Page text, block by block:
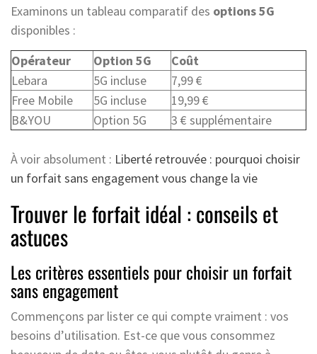
Examinons un tableau comparatif des options 5G
disponibles :
Opérateur
Option 5G
Coût
Lebara
5G incluse
7,99 €
Free Mobile
5G incluse
19,99 €
B&YOU
Option 5G 3 € supplémentaire
À voir absolument : Liberté retrouvée : pourquoi choisir
un forfait sans engagement vous change la vie
Trouver le forfait idéal : conseils et
astuces
Les critères essentiels pour choisir un forfait
sans engagement
Commençons par lister ce qui compte vraiment : vos
besoins d’utilisation. Est-ce que vous consommez